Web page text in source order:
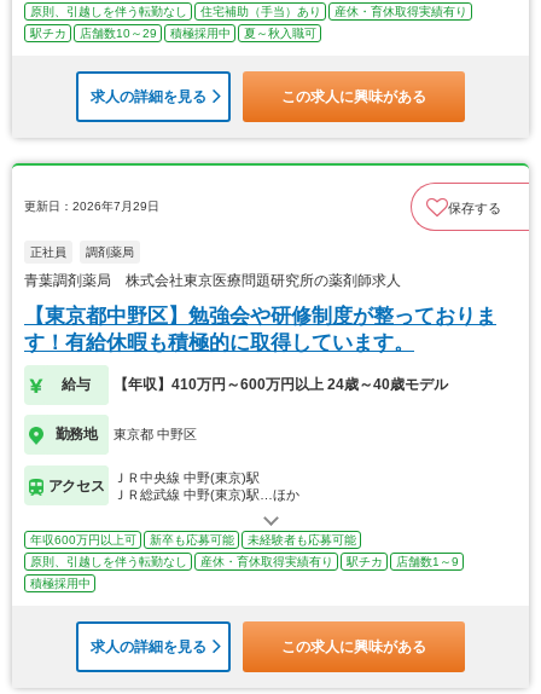
原則、引越しを伴う転勤なし 住宅補助（手当）あり
産休・育休取得実績有り
駅チカ
店舗数10～29 積極採用中 夏～秋入職可
求人の詳細を見る この求人に興味がある
更新日：2026年7月29日 保存する
正社員 調剤薬局
青葉調剤薬局 株式会社東京医療問題研究所の薬剤師求人
【東京都中野区】勉強会や研修制度が整っておりま
す！有給休暇も積極的に取得しています。
給与 【年収】410万円～600万円以上 24歳～40歳モデル
勤務地 東京都 中野区
アクセス
ＪＲ中央線 中野(東京)駅
ＪＲ総武線 中野(東京)駅…ほか
年収600万円以上可 新卒も応募可能
未経験者も応募可能
原則、引越しを伴う転勤なし
産休・育休取得実績有り 駅チカ
店舗数1～9
積極採用中
求人の詳細を見る この求人に興味がある